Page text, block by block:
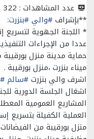
عدد المشاهدات : 322
**بإشراف#والي#بنزرت:
* اللجنة الجهوية لتسريع
عددا من الإجراءات
حماية مدينة منزل
ميناء بنزرت ،منزل بورقيبة .
اشرف والي بنزرت#سالم
اشغال الجلسة الدورية
المشاريع العمومية
العملية الكفيلة بتسريع
منزل بورقيبة من